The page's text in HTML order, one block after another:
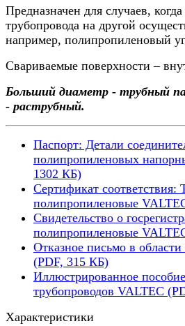
Предназначен для случаев,
трубопровода на другой
например, полипропиленовый
Свариваемые поверхности –
Больший диаметр - трубный
- раструбный.
Паспорт: Детали
полипропиленовых
1302 КБ)
Сертификат
полипропиленовые
Свидетельство о
полипропиленовые
Отказное письмо в
(PDF, 315 КБ)
Иллюстрированное
трубопроводов VALTEC
Характеристики